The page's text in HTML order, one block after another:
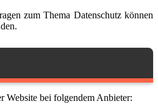
zum Thema Datenschutz können
Website bei folgendem Anbieter: